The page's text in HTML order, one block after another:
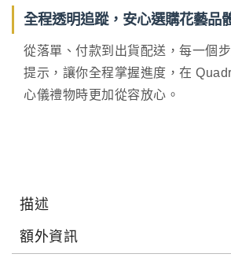
全程透明追蹤，安心選購花藝品
從落單、付款到出貨配送，每一個
提示，讓你全程掌握進度，在
心儀禮物時更加從容放心。
描述
額外資訊